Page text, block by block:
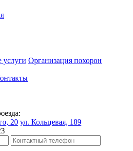
услуги Организация похорон
20 ул. Кольцевая, 189